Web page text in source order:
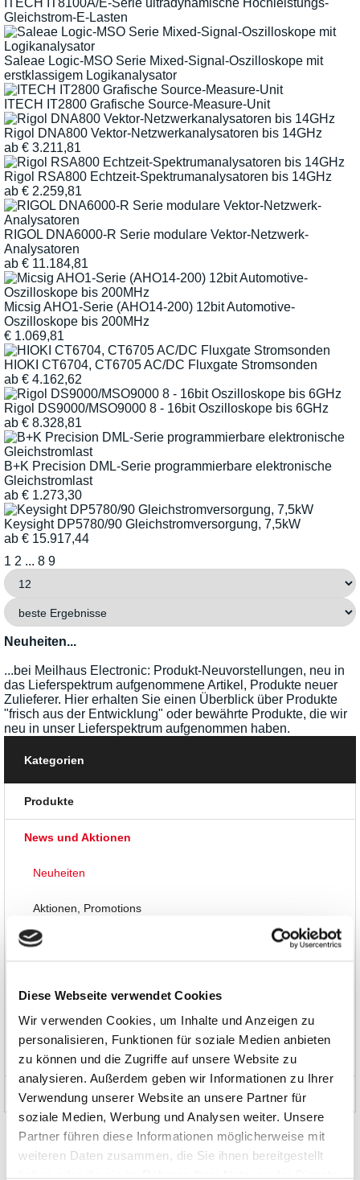
Diese Webseite verwendet Cookies
Wir verwenden Cookies, um Inhalte und Anzeigen zu
personalisieren, Funktionen für soziale Medien anbieten
zu können und die Zugriffe auf unsere Website zu
analysieren. Außerdem geben wir Informationen zu Ihrer
Verwendung unserer Website an unsere Partner für
soziale Medien, Werbung und Analysen weiter. Unsere
Partner führen diese Informationen möglicherweise mit
weiteren Daten zusammen, die Sie ihnen bereitgestellt
Gleichstrom-E-Lasten
Saleae Logic-MSO Serie Mixed-Signal-Oszilloskope mit
erstklassigem Logikanalysator
ITECH IT2800 Grafische Source-Measure-Unit
Rigol DNA800 Vektor-Netzwerkanalysatoren bis 14GHz
ab € 3.211,81
Rigol RSA800 Echtzeit-Spektrumanalysatoren bis 14GHz
ab € 2.259,81
RIGOL DNA6000-R Serie modulare Vektor-Netzwerk-
Analysatoren
ab € 11.184,81
Micsig AHO1-Serie (AHO14-200) 12bit Automotive-
Oszilloskope bis 200MHz
€ 1.069,81
HIOKI CT6704, CT6705 AC/DC Fluxgate Stromsonden
ab € 4.162,62
Rigol DS9000/MSO9000 8 - 16bit Oszilloskope bis 6GHz
ab € 8.328,81
B+K Precision DML-Serie programmierbare elektronische
Gleichstromlast
ab € 1.273,30
Keysight DP5780/90 Gleichstromversorgung, 7,5kW
ab € 15.917,44
1 2 ... 8 9
Neuheiten...
...bei Meilhaus Electronic: Produkt-Neuvorstellungen, neu in
das Lieferspektrum aufgenommene Artikel, Produkte neuer
Zulieferer. Hier erhalten Sie einen Überblick über Produkte
"frisch aus der Entwicklung" oder bewährte Produkte, die wir
neu in unser Lieferspektrum aufgenommen haben.
Kategorien
Produkte
News und Aktionen
Neuheiten
Aktionen, Promotions
Termine
Print-/PDF-Publikationen
Themenwelten und Übersichten
Über uns